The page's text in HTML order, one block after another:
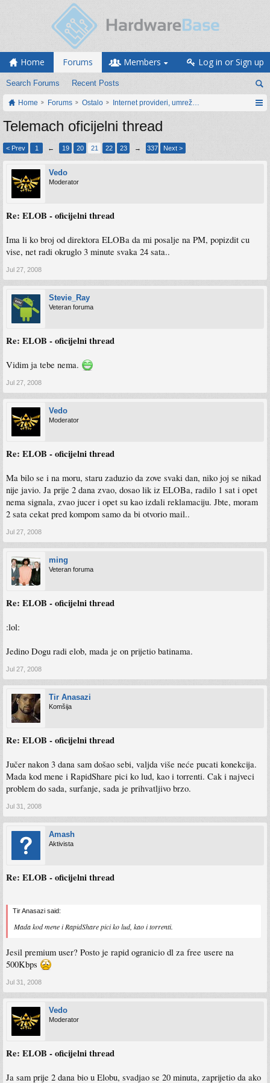
Home Forums
Search Forums Recent Posts
Members Log in or Sign up
Home Forums Ostalo Internet provideri, umrežavanje i web servisi
Telemach oficijelni thread
< Prev 1 ← 19 20 21 22 23 → 337 Next >
Vedo
Moderator
Re: ELOB - oficijelni thread
Ima li ko broj od direktora ELOBa da mi posalje na PM, popizdit cu
vise, net radi okruglo 3 minute svaka 24 sata..
Jul 27, 2008
Stevie_Ray
Veteran foruma
Re: ELOB - oficijelni thread
Vidim ja tebe nema.
Jul 27, 2008
Vedo
Moderator
Re: ELOB - oficijelni thread
Ma bilo se i na moru, staru zaduzio da zove svaki dan, niko joj se nikad
nije javio. Ja prije 2 dana zvao, dosao lik iz ELOBa, radilo 1 sat i opet
nema signala, zvao jucer i opet su kao izdali reklamaciju. Jbte, moram
2 sata cekat pred kompom samo da bi otvorio mail..
Jul 27, 2008
ming
Veteran foruma
Re: ELOB - oficijelni thread
:lol:
Jedino Dogu radi elob, mada je on prijetio batinama.
Jul 27, 2008
Tir Anasazi
Komšija
Re: ELOB - oficijelni thread
Jučer nakon 3 dana sam došao sebi, valjda više neće pucati konekcija.
Mada kod mene i RapidShare pici ko lud, kao i torrenti. Cak i najveci
problem do sada, surfanje, sada je prihvatljivo brzo.
Jul 31, 2008
Amash
Aktivista
Re: ELOB - oficijelni thread
Tir Anasazi said:
Mada kod mene i RapidShare pici ko lud, kao i torrenti.
Jesil premium user? Posto je rapid ogranicio dl za free usere na
500Kbps
Jul 31, 2008
Vedo
Moderator
Re: ELOB - oficijelni thread
Ja sam prije 2 dana bio u Elobu, svadjao se 20 minuta, zaprijetio da ako